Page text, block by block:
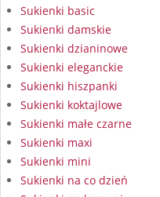
Sukienki basic
Sukienki damskie
Sukienki dzianinowe
Sukienki eleganckie
Sukienki hiszpanki
Sukienki koktajlowe
Sukienki małe czarne
Sukienki maxi
Sukienki mini
Sukienki na co dzień